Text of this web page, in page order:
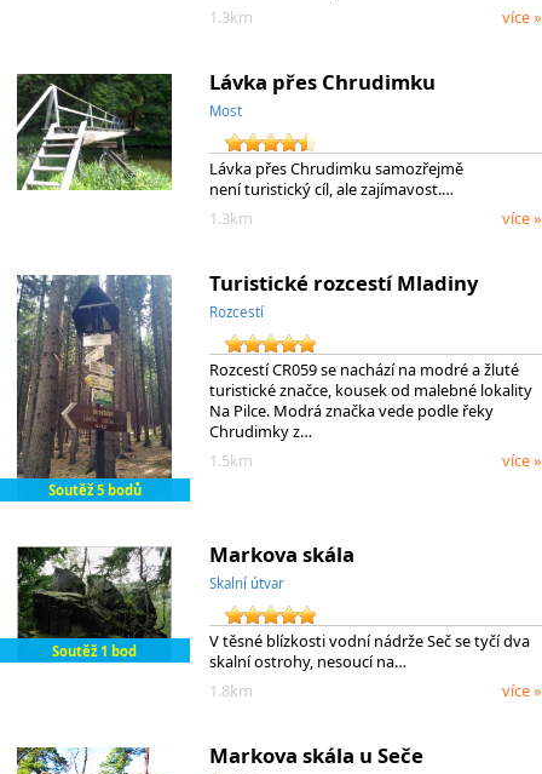
1.3km
více »
Lávka přes Chrudimku
Most
Lávka přes Chrudimku samozřejmě
není turistický cíl, ale zajímavost.…
1.3km
více »
Soutěž 5 bodů
Turistické rozcestí Mladiny
Rozcestí
Rozcestí CR059 se nachází na modré a žluté
turistické značce, kousek od malebné lokality
Na Pilce. Modrá značka vede podle řeky
Chrudimky z…
1.5km
více »
Soutěž 1 bod
Markova skála
Skalní útvar
V těsné blízkosti vodní nádrže Seč se tyčí dva
skalní ostrohy, nesoucí na…
1.8km
více »
Markova skála u Seče